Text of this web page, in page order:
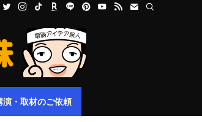
演・取材のご依頼